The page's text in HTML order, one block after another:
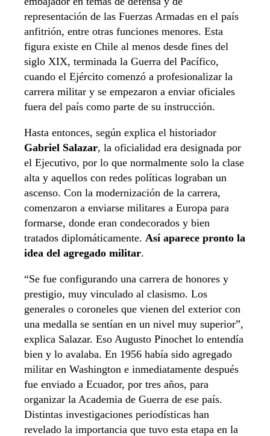
representación de las Fuerzas Armadas en el país
anfitrión, entre otras funciones menores. Esta
figura existe en Chile al menos desde fines del
siglo XIX, terminada la Guerra del Pacífico,
cuando el Ejército comenzó a profesionalizar la
carrera militar y se empezaron a enviar oficiales
fuera del país como parte de su instrucción.
Hasta entonces, según explica el historiador
Gabriel Salazar, la oficialidad era designada por
el Ejecutivo, por lo que normalmente solo la clase
alta y aquellos con redes políticas lograban un
ascenso. Con la modernización de la carrera,
comenzaron a enviarse militares a Europa para
formarse, donde eran condecorados y bien
tratados diplomáticamente. Así aparece pronto la
idea del agregado militar.
“Se fue configurando una carrera de honores y
prestigio, muy vinculado al clasismo. Los
generales o coroneles que vienen del exterior con
una medalla se sentían en un nivel muy superior”,
explica Salazar. Eso Augusto Pinochet lo entendía
bien y lo avalaba. En 1956 había sido agregado
militar en Washington e inmediatamente después
fue enviado a Ecuador, por tres años, para
organizar la Academia de Guerra de ese país.
Distintas investigaciones periodísticas han
revelado la importancia que tuvo esta etapa en la